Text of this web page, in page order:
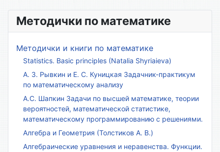
Методички по математике
Методички и книги по математике
Statistics. Basic principles (Natalia Shyriaieva)
А. З. Рывкин и Е. С. Куницкая Задачник-практикум
по математическому анализу
А.С. Шапкин Задачи по высшей математике, теории
вероятностей, математической статистике,
математическому программированию с решениями.
Алгебра и Геометрия (Толстиков А. В.)
Алгебраические уравнения и неравенства. Функции.